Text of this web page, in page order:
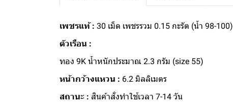
เพชรแท้ : 30 เม็ด เพชรรวม 0.15 กะรัต (น้ำ 98-100)
ตัวเรือน :
ทอง 9K น้ำหนักประมาณ 2.3 กรัม (size 55)
หน้ากว้างแหวน : 6.2 มิลลิเมตร
สถานะ : สินค้าสั่งทำใช้เวลา 7-14 วัน